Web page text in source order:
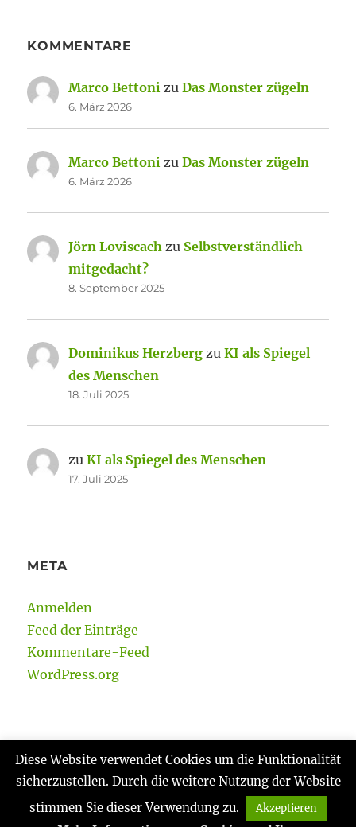
KOMMENTARE
Marco Bettoni zuDas Monster zügeln
6. März 2026
Marco Bettoni zuDas Monster zügeln
6. März 2026
Jörn Loviscach zu Selbstverständlich
mitgedacht?
8. September 2025
Dominikus Herzberg zuKI als Spiegel
des Menschen
18. Juli 2025
zuKI als Spiegel des Menschen
17. Juli 2025
META
Anmelden
Feed der Einträge
Kommentare-Feed
WordPress.org
Gabi Reinmann Datenschutzerklärung
Stolz
präsentiert von WordPress
Diese Website verwendet Cookies um die Funktionalität
sicherzustellen. Durch die weitere Nutzung der Website
stimmen Sie dieser Verwendung zu.
Akzeptieren